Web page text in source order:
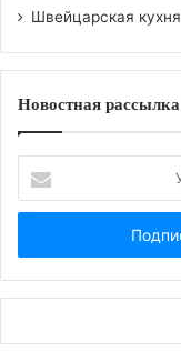
Швейцарская кухня
Новостная рассылка
Ваш
Email...